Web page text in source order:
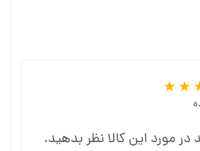
مورد این کالا نظر بدهید.